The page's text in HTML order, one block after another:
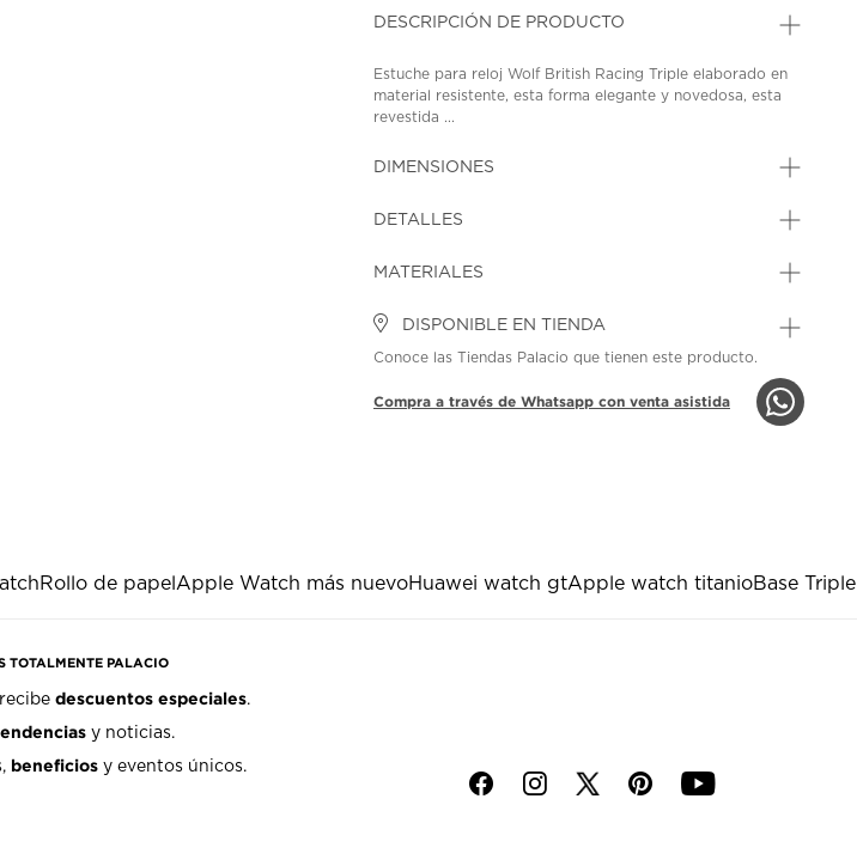
DESCRIPCIÓN DE PRODUCTO
Estuche para reloj Wolf British Racing Triple elaborado en
material resistente, esta forma elegante y novedosa, esta
revestida ...
DIMENSIONES
DETALLES
MATERIALES
DISPONIBLE EN TIENDA
Conoce las Tiendas Palacio que tienen este producto.
Compra a través de Whatsapp con venta asistida
Rollo de papel Apple Watch más nuevoHuawei watch gtApple watch titanioBase Triple
TOTALMENTE PALACIO
descuentos especiales.
y noticias.
beneficios y eventos únicos.
f i p y